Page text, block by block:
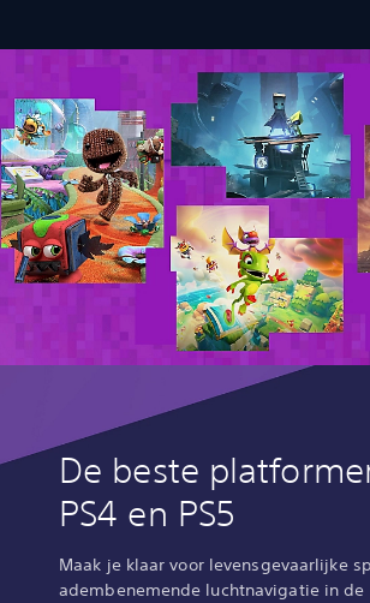
De beste
PS4 en PS5
Maak je klaar voor levensgevaarlijke
adembenemende luchtnavigatie in de